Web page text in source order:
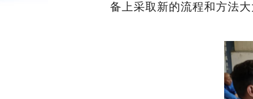
备上采取新的流程和方法